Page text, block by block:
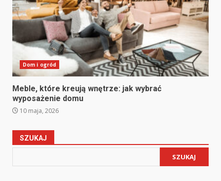
Dom i ogród
Meble, które kreują wnętrze: jak wybrać
wyposażenie domu
10 maja, 2026
SZUKAJ
SZUKAJ